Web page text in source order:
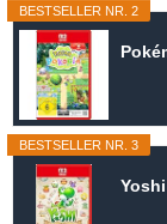
BESTSELLER NR. 2
BESTSELLER NR. 3